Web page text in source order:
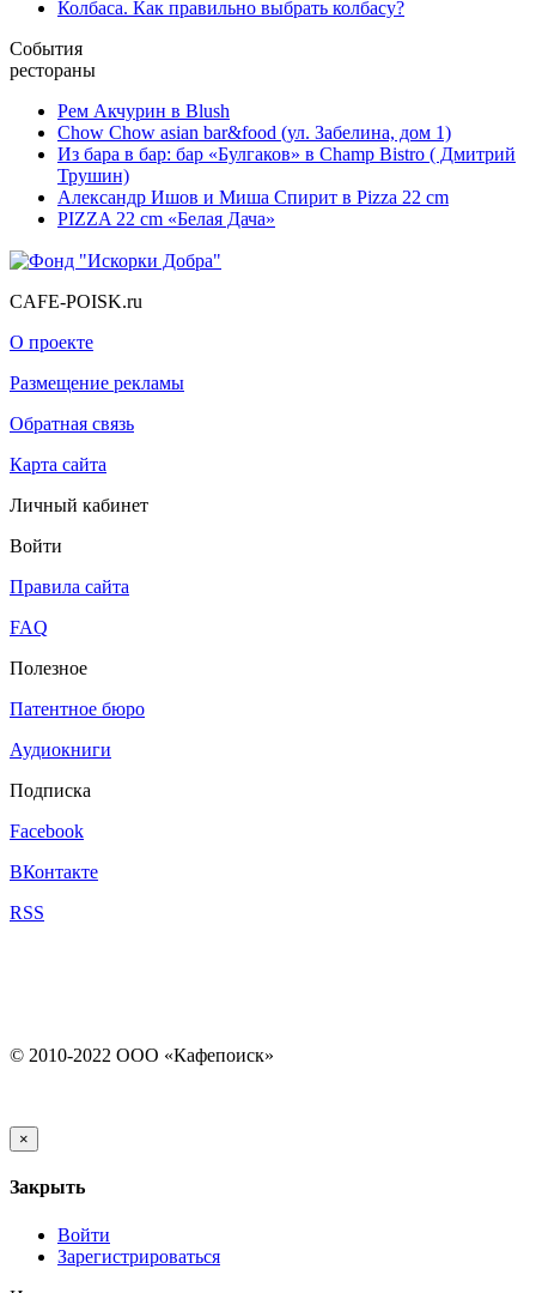
Колбаса. Как правильно выбрать колбасу?
События
рестораны
Рем Акчурин в Blush
Chow Chow asian bar&food (ул. Забелина, дом 1)
Из бара в бар: бар «Булгаков» в Champ Bistro ( Дмитрий
Трушин)
Александр Ишов и Миша Спирит в Pizza 22 cm
PIZZA 22 cm «Белая Дача»
CAFE-POISK.ru
О проекте
Размещение рекламы
Обратная связь
Карта сайта
Личный кабинет
Войти
Правила сайта
FAQ
Полезное
Патентное бюро
Аудиокниги
Подписка
Facebook
ВКонтакте
RSS
© 2010-2022 ООО «Кафепоиск»
×
Закрыть
Войти
Зарегистрироваться